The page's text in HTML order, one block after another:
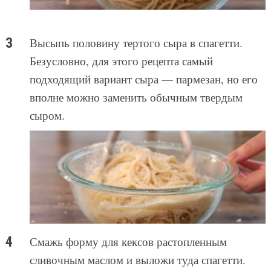
Высыпь половину тертого сыра в спагетти.
Безусловно, для этого рецепта самый
подходящий вариант сыра — пармезан, но его
вполне можно заменить обычным твердым
сыром.
Смажь форму для кексов растопленным
сливочным маслом и выложи туда спагетти.